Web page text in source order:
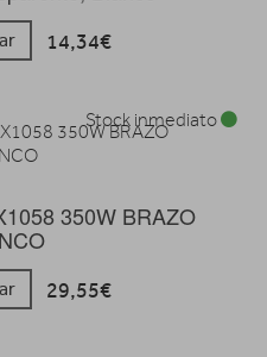
14,34€
350W BRAZO
29,55€
Stock inmediato